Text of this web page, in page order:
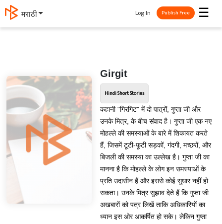
मराठी ☰
Log In Publish Free
Girgit
Hindi Short Stories
कहानी "गिरगिट" में दो पात्रों, गुप्ता जी और
उनके मित्र, के बीच संवाद है। गुप्ता जी एक नए
मोहल्ले की समस्याओं के बारे में शिकायत करते
हैं, जिसमें टूटी-फूटी सड़कों, गंदगी, मच्छरों, और
बिजली की समस्या का उल्लेख है। गुप्ता जी का
मानना है कि मोहल्ले के लोग इन समस्याओं के
प्रति उदासीन हैं और इससे कोई सुधार नहीं हो
सकता। उनके मित्र सुझाव देते हैं कि गुप्ता जी
अखबारों को पत्र लिखें ताकि अधिकारियों का
ध्यान इस ओर आकर्षित हो सके। लेकिन गुप्ता